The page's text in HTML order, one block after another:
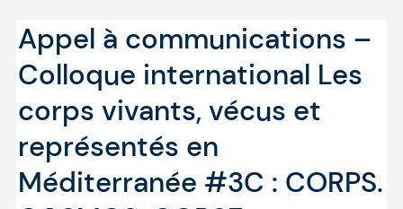
Appel à communications –
Colloque international Les
corps vivants, vécus et
représentés en
Méditerranée #3C : CORPS.